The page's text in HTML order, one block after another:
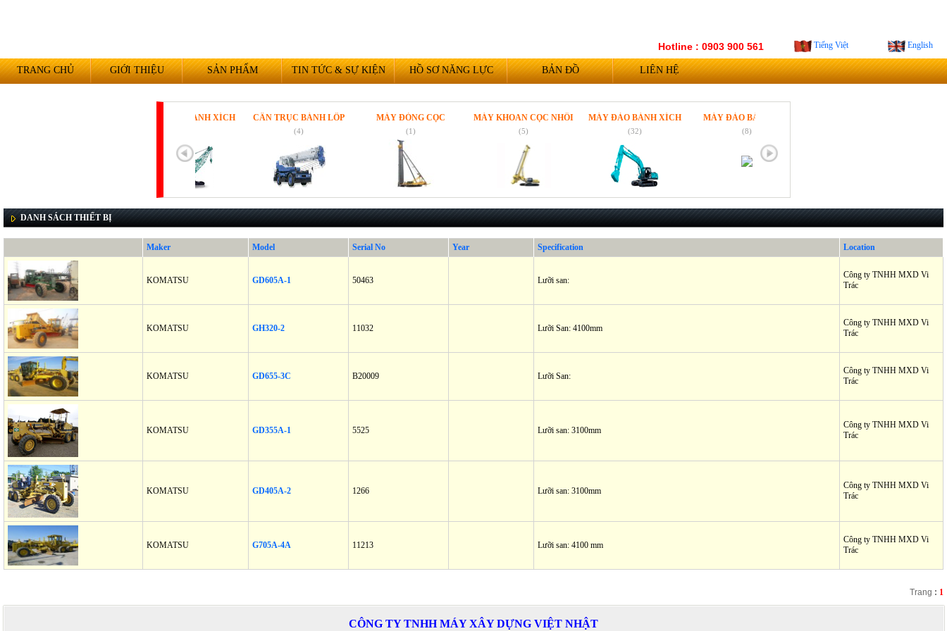
Hotline : 0903 900 561 Tiếng Việt English
TRANG CHỦ GIỚI THIỆU SẢN PHẨM TIN TỨC & SỰ KIỆN HỒ SƠ NĂNG LỰC BẢN ĐỒ LIÊN HỆ
CẦN TRỤC BÁNH XÍCH CẦN TRỤC BÁNH LỐP MÁY ĐÓNG CỌC MÁY KHOAN CỌC NHỒI MÁY ĐÀO BÁNH XÍCH MÁY ĐÀO BÁNH LỐP
DANH SÁCH THIẾT BỊ
Maker Model Serial No Year Specification Location
KOMATSU GD605A-1 50463 Lưỡi san:
Công ty TNHH MXD Vi
Trác
KOMATSU GH320-2 11032 Lưỡi San: 4100mm
Công ty TNHH MXD Vi
Trác
KOMATSU GD655-3C B20009 Lưỡi San:
Công ty TNHH MXD Vi
Trác
KOMATSU GD355A-1 5525 Lưỡi san: 3100mm
Công ty TNHH MXD Vi
Trác
KOMATSU GD405A-2 1266 Lưỡi san: 3100mm
Công ty TNHH MXD Vi
Trác
KOMATSU G705A-4A 11213 Lưỡi san: 4100 mm
Công ty TNHH MXD Vi
Trác
Trang : 1
CÔNG TY TNHH MÁY XÂY DỰNG VIỆT NHẬT